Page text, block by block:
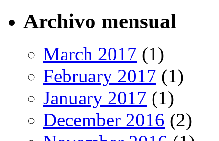
Archivo mensual
March 2017 (1)
February 2017 (1)
January 2017 (1)
December 2016 (2)